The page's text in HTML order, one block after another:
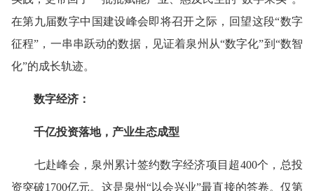
在第九届数字中国建设峰会即将召开之际，回望这段“数字
征程”，一串串跃动的数据，见证着泉州从“数字化”到“数智
化”的成长轨迹。
数字经济：
千亿投资落地，产业生态成型
七赴峰会，泉州累计签约数字经济项目超400个，总投
资突破1700亿元。这是泉州“以会兴业”最直接的答卷。仅第